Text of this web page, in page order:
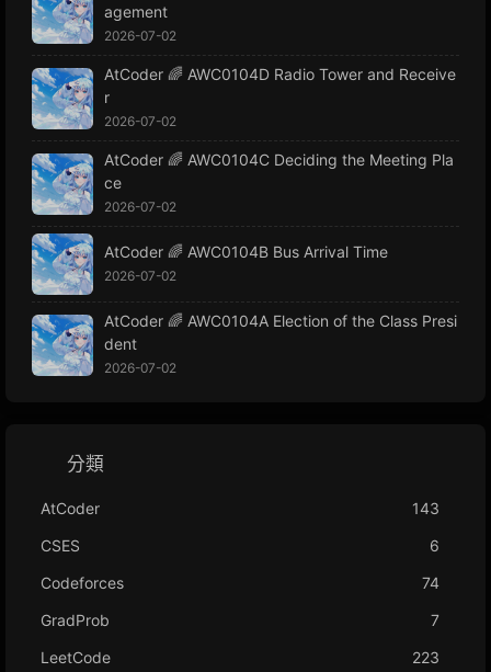
agement
2026-07-02
AtCoder 🌈 AWC0104D Radio Tower and Receive
r
2026-07-02
AtCoder 🌈 AWC0104C Deciding the Meeting Pla
ce
2026-07-02
AtCoder 🌈 AWC0104B Bus Arrival Time
2026-07-02
AtCoder 🌈 AWC0104A Election of the Class Presi
dent
2026-07-02
分類
AtCoder
143
CSES
6
Codeforces
74
GradProb
7
LeetCode
223